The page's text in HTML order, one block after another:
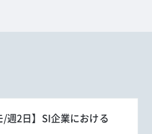
/週2日】SI企業における